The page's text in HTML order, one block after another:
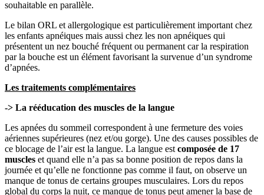
souhaitable en parallèle.
Le bilan ORL et allergologique est particulièrement important chez
les enfants apnéiques mais aussi chez les non apnéiques qui
présentent un nez bouché fréquent ou permanent car la respiration
par la bouche est un élément favorisant la survenue d’un syndrome
d’apnées.
Les traitements complémentaires
-> La rééducation des muscles de la langue
Les apnées du sommeil correspondent à une fermeture des voies
aériennes supérieures (nez et/ou gorge). Une des causes possibles de
ce blocage de l’air est la langue. La langue est composée de 17
muscles et quand elle n’a pas sa bonne position de repos dans la
journée et qu’elle ne fonctionne pas comme il faut, on observe un
manque de tonus de certains groupes musculaires. Lors du repos
global du corps la nuit, ce manque de tonus peut amener la base de